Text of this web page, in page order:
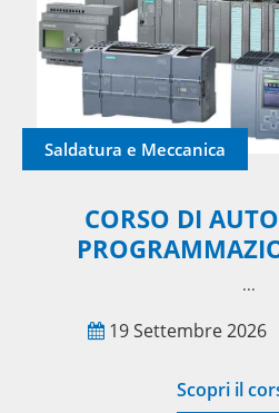
Saldatura e Meccanica
CORSO DI
...
19 Settembre 2026
Scopri il